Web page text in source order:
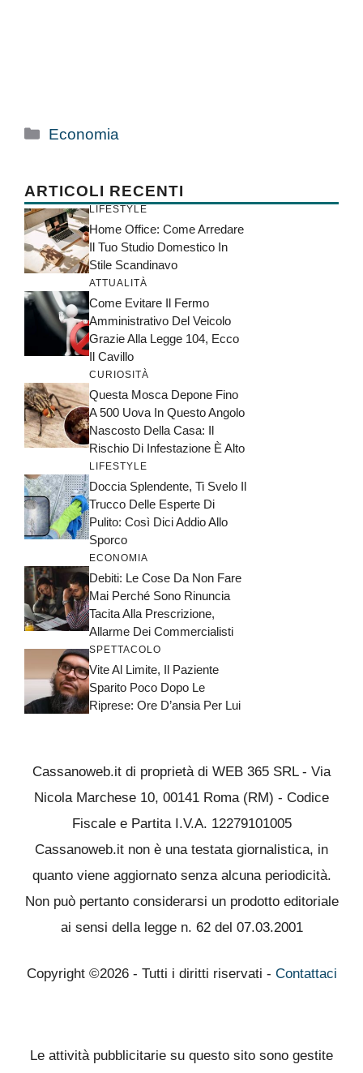
Categorie
Economia
ARTICOLI RECENTI
LIFESTYLE
Home Office: Come Arredare
Il Tuo Studio Domestico In
Stile Scandinavo
ATTUALITÀ
Come Evitare Il Fermo
Amministrativo Del Veicolo
Grazie Alla Legge 104, Ecco
Il Cavillo
CURIOSITÀ
Questa Mosca Depone Fino
A 500 Uova In Questo Angolo
Nascosto Della Casa: Il
Rischio Di Infestazione È Alto
LIFESTYLE
Doccia Splendente, Ti Svelo Il
Trucco Delle Esperte Di
Pulito: Così Dici Addio Allo
Sporco
ECONOMIA
Debiti: Le Cose Da Non Fare
Mai Perché Sono Rinuncia
Tacita Alla Prescrizione,
Allarme Dei Commercialisti
SPETTACOLO
Vite Al Limite, Il Paziente
Sparito Poco Dopo Le
Riprese: Ore D’ansia Per Lui
Cassanoweb.it di proprietà di WEB 365 SRL - Via
Nicola Marchese 10, 00141 Roma (RM) - Codice
Fiscale e Partita I.V.A. 12279101005
Cassanoweb.it non è una testata giornalistica, in
quanto viene aggiornato senza alcuna periodicità.
Non può pertanto considerarsi un prodotto editoriale
ai sensi della legge n. 62 del 07.03.2001
Copyright ©2026 - Tutti i diritti riservati - Contattaci
Le attività pubblicitarie su questo sito sono gestite